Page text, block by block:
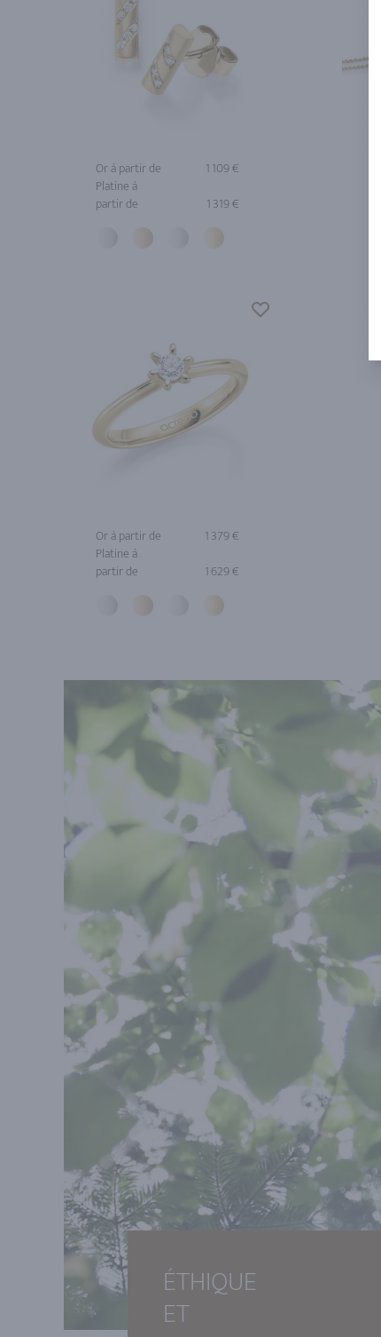
Or à partir de
1 109 €
Platine à
partir de
1 319 €
Or à partir de
1 379 €
Platine à
partir de
1 629 €
ÉTHIQUE
ET